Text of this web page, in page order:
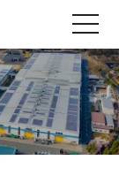
toggle